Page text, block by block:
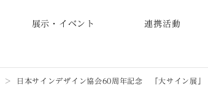
展示・イベント 連携活動
日本サインデザイン協会60周年記念 「大サイン